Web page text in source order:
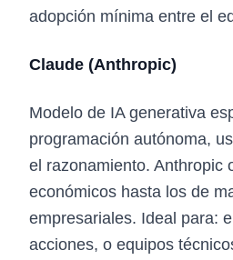
adopción mínima entre el
Claude (Anthropic)
Modelo de IA generativa
programación autónoma,
el razonamiento. Anthropic
económicos hasta los de
empresariales. Ideal para:
acciones, o equipos